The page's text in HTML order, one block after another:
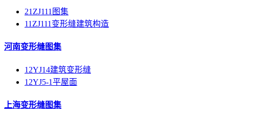
21ZJ111图集
11ZJ111变形缝建筑构造
河南变形缝图集
12YJ14建筑变形缝
12YJ5-1平屋面
上海变形缝图集